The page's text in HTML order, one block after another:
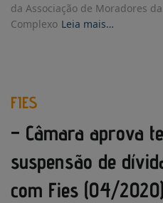
da Associação de Moradores
Complexo Leia mais…
FIES
– Câmara aprova
suspensão de
com Fies (04/2020)